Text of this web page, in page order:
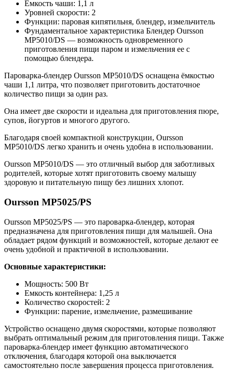
Емкость чаши: 1,1 л
Уровней скорости: 2
Функции: паровая кипятильня, блендер, измельчитель
Фундаментальное характеристика Блендер Oursson
MP5010/DS — возможность одновременного
приготовления пищи паром и измельчения ее с
помощью блендера.
Пароварка-блендер Oursson MP5010/DS оснащена ёмкостью
чаши 1,1 литра, что позволяет приготовить достаточное
количество пищи за один раз.
Она имеет две скорости и идеальна для приготовления пюре,
супов, йогуртов и многого другого.
Благодаря своей компактной конструкции, Oursson
MP5010/DS легко хранить и очень удобна в использовании.
Oursson MP5010/DS — это отличный выбор для заботливых
родителей, которые хотят приготовить своему малышу
здоровую и питательную пищу без лишних хлопот.
Oursson MP5025/PS
Oursson MP5025/PS — это пароварка-блендер, которая
предназначена для приготовления пищи для малышей. Она
обладает рядом функций и возможностей, которые делают ее
очень удобной и практичной в использовании.
Основные характеристики:
Мощность: 500 Вт
Емкость контейнера: 1,25 л
Количество скоростей: 2
Функции: парение, измельчение, размешивание
Устройство оснащено двумя скоростями, которые позволяют
выбрать оптимальный режим для приготовления пищи. Также
пароварка-блендер имеет функцию автоматического
отключения, благодаря которой она выключается
самостоятельно после завершения процесса приготовления.